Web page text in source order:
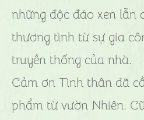
những độc đáo xen lẫn
thương tình từ sự gia
truyền thống của nhà.
Cảm ơn Tình thân đã
phẩm từ vườn Nhiên.